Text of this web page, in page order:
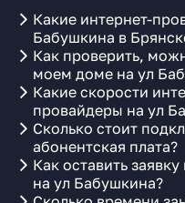
Какие интернет-
Бабушкина в
Как проверить,
моем доме на ул
Какие скорости
провайдеры на ул
Сколько стоит
абонентская плата?
Как оставить
на ул Бабушкина?